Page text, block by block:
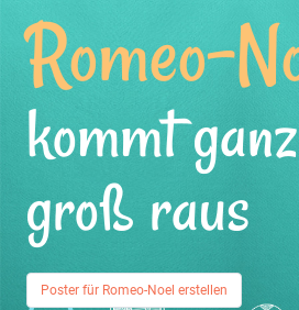
Romeo-
kommt ganz
groß raus
Poster für Romeo-Noel erstellen